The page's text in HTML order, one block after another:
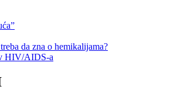
da zna o hemikalijama?
HIV/AIDS-a